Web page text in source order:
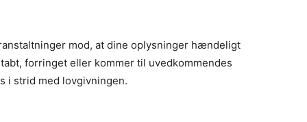
mod, at dine oplysninger hændeligt
forringet eller kommer til uvedkommendes
i strid med lovgivningen.